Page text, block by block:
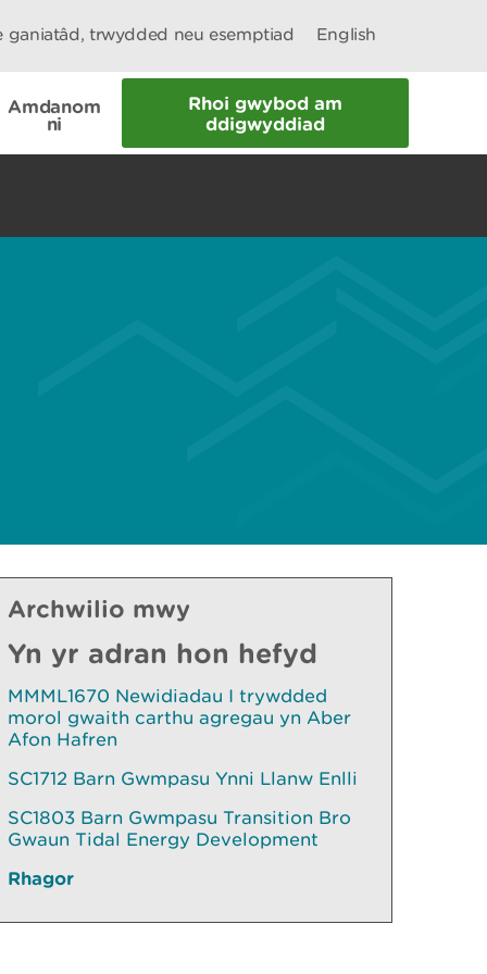
ganiatâd, trwydded neu esemptiad English
Amdanom
ni
Rhoi gwybod am
ddigwyddiad
Archwilio mwy
Yn yr adran hon hefyd
MMML1670 Newidiadau I trywdded
morol gwaith carthu agregau yn Aber
Afon Hafren
SC1712 Barn Gwmpasu Ynni Llanw Enlli
SC1803 Barn Gwmpasu Transition Bro
Gwaun Tidal Energy Development
Rhagor